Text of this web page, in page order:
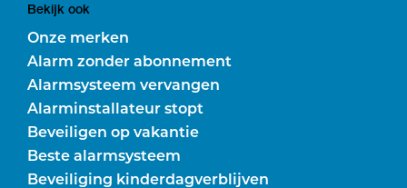
Bekijk ook
Onze merken
Alarm zonder abonnement
Alarmsysteem vervangen
Alarminstallateur stopt
Beveiligen op vakantie
Beste alarmsysteem
Beveiliging kinderdagverblijven